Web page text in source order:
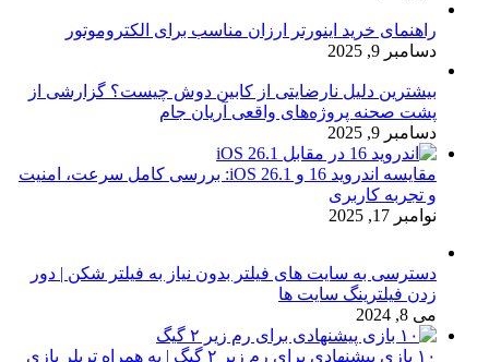
راهنمای خرید اینورتر ارزان مناسب برای الکتروموتور
دسامبر 9, 2025
بیشترین دلیل نارضایتی از کابین دوش چیست؟ گزارشی از
پشت صحنه پروژه‌های واقعی آریان جام
دسامبر 9, 2025
مقایسه اندروید 16 و iOS 26.1: بررسی کامل سرعت، امنیت
و تجربه کاربری
نوامبر 17, 2025
دسترسی به سایت های فیلتر بدون نیاز به فیلتر شکن | دور
زدن فیلترینگ سایت ها
می 8, 2024
۱۰ بازی پیشنهادی برای رم زیر ۲ گیگ | به همراه تریلر بازی